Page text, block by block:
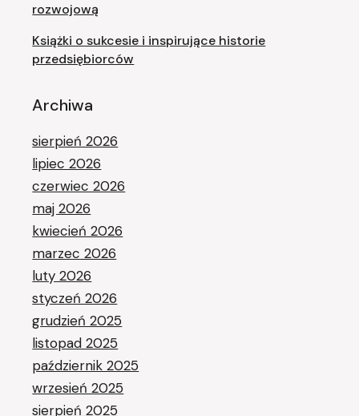
rozwojową
Książki o sukcesie i inspirujące historie
przedsiębiorców
Archiwa
sierpień 2026
lipiec 2026
czerwiec 2026
maj 2026
kwiecień 2026
marzec 2026
luty 2026
styczeń 2026
grudzień 2025
listopad 2025
październik 2025
wrzesień 2025
sierpień 2025